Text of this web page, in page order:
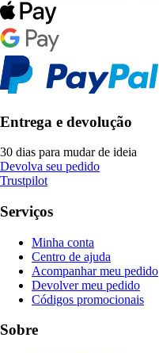
Entrega e devolução
30 dias para mudar de ideia
Devolva seu pedido
Trustpilot
Serviços
Minha conta
Centro de ajuda
Acompanhar meu pedido
Devolver meu pedido
Códigos promocionais
Sobre